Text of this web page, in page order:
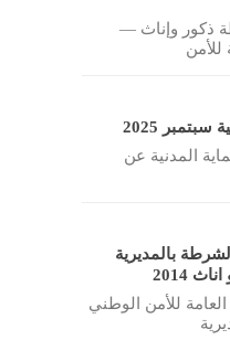
ذكور وإناث —
2025
المدنية عن
بالمديرية
2014
للأمن الوطني